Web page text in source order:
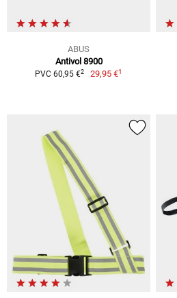
ABUS
Antivol 8900
PVC 60,95 €2 29,95 €1